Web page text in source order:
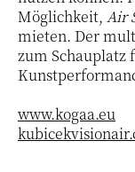
Möglichkeit, Air
mieten. Der
zum Schauplatz
www.kogaa.eu